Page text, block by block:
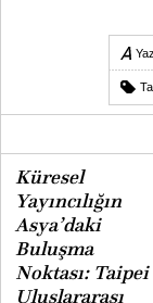
Küresel
Yayıncılığın
Asya’daki
Buluşma
Noktası: Taipei
Uluslararası